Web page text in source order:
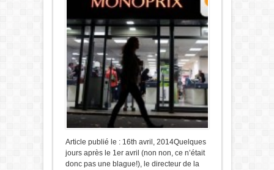
Article publié le : 16th avril, 2014Quelques
jours après le 1er avril (non non, ce n’était
donc pas une blague!), le directeur de la